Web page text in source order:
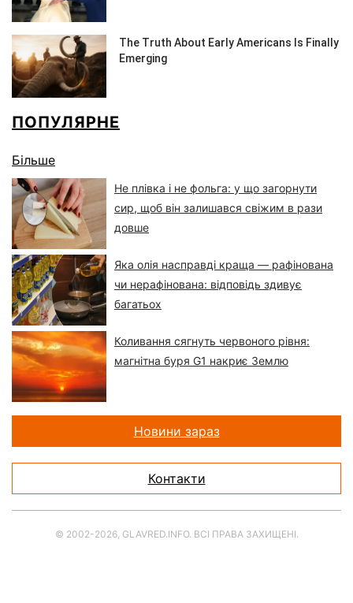
ПОПУЛЯРНЕ
Більше
Не плівка і не фольга: у що загорнути
сир, щоб він залишався свіжим в рази
довше
Яка олія насправді краща — рафінована
чи нерафінована: відповідь здивує
багатьох
Коливання сягнуть червоного рівня:
магнітна буря G1 накриє Землю
Новини зараз
Контакти
© 2002-2026, GLAVRED.INFO. ВСІ ПРАВА ЗАХИЩЕНІ.